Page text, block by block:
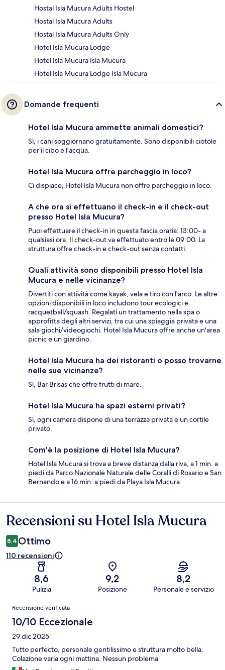
Hostal Isla Mucura Adults Hostel
Hostal Isla Mucura Adults
Hostal Isla Mucura Adults Only
Hotel Isla Mucura Lodge
Hotel Isla Mucura Isla Mucura
Hotel Isla Mucura Lodge Isla Mucura
Domande frequenti
Hotel Isla Mucura ammette animali domestici?
Sì, i cani soggiornano gratuitamente. Sono disponibili ciotole
per il cibo e l'acqua.
Hotel Isla Mucura offre parcheggio in loco?
Ci dispiace, Hotel Isla Mucura non offre parcheggio in loco.
A che ora si effettuano il check-in e il check-out
presso Hotel Isla Mucura?
Puoi effettuare il check-in in questa fascia oraria: 13:00- a
qualsiasi ora. Il check-out va effettuato entro le 09:00. La
struttura offre check-in e check-out senza contatti.
Quali attività sono disponibili presso Hotel Isla
Mucura e nelle vicinanze?
Divertiti con attività come kayak, vela e tiro con l'arco. Le altre
opzioni disponibili in loco includono tour ecologici e
racquetball/squash. Regalati un trattamento nella spa o
approfitta degli altri servizi, tra cui una spiaggia privata e una
sala giochi/videogiochi. Hotel Isla Mucura offre anche un'area
picnic e un giardino.
Hotel Isla Mucura ha dei ristoranti o posso trovarne
nelle sue vicinanze?
Sì, Bar Brisas che offre frutti di mare.
Hotel Isla Mucura ha spazi esterni privati?
Sì, ogni camera dispone di una terrazza privata e un cortile
privato.
Com'è la posizione di Hotel Isla Mucura?
Hotel Isla Mucura si trova a breve distanza dalla riva, a 1 min. a
piedi da Parco Nazionale Naturale delle Coralli di Rosario e San
Bernando e a 16 min. a piedi da Playa Isla Mucura.
Recensioni
Recensioni su Hotel Isla Mucura
8,4 Ottimo
110 recensioni
8,6
Pulizia
9,2
Posizione
8,2
Personale e servizio
Recensioni
Recensione verificata
10/10 Eccezionale
29 dic 2025
Tutto perfecto, personale gentilissimo e struttura molto bella.
Colazione varia ogni mattina. Nessun problema